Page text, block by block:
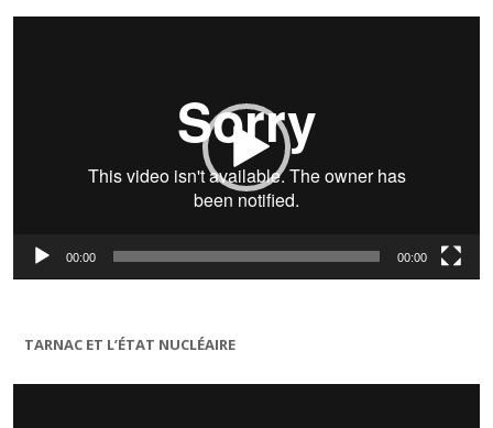
Lecteur
00:00 00:00
TARNAC ET L’ÉTAT NUCLÉAIRE
Lecteur